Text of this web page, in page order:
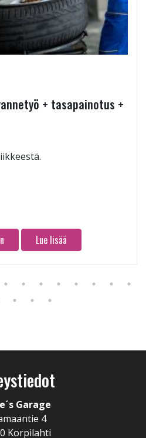
+ tasapainotus +
Lue lisää
Garage
4
Korpilahti